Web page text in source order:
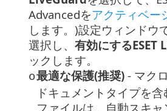
Advancedをアクティベー
します。 )設定ウィンドウ
選択し、 有効にするESET
ックします。
o最適な保護(推奨) - マク
ドキュメントタイプを
ファイルは、自動スキ